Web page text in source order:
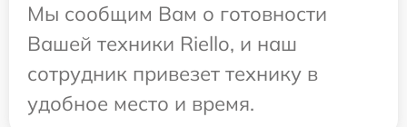
Мы сообщим Вам о готовности
Вашей техники Riello, и наш
сотрудник привезет технику в
удобное место и время.